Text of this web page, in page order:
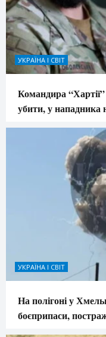
УКРАЇНА І СВІТ
Командира
убити, у
УКРАЇНА І СВІТ
На полігоні у
боєприпаси,